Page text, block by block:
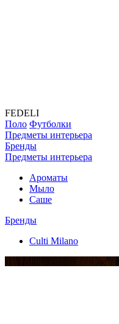
FEDELI
Поло Футболки
Предметы интерьера
Бренды
Предметы интерьера
Ароматы
Мыло
Саше
Бренды
Culti Milano